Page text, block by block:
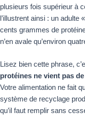
plusieurs fois supérieur à
l’illustrent ainsi : un adulte
cents grammes de
n’en avale qu’environ
Lisez bien cette phrase,
protéines ne vient pas
Votre alimentation ne fait
système de recyclage
qu’il faut remplir sans